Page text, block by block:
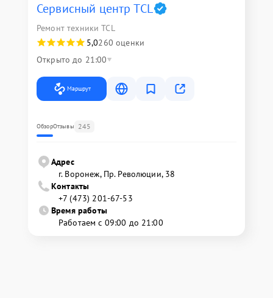
Сервисный центр TCL
Ремонт техники TCL
5,0260 оценки
Открыто до 21:00
Маршрут
ОбзорОтзывы 245
Адрес
г. Воронеж, Пр. Революции, 38
Контакты
+7 (473) 201-67-53
Время работы
Работаем с 09:00 до 21:00